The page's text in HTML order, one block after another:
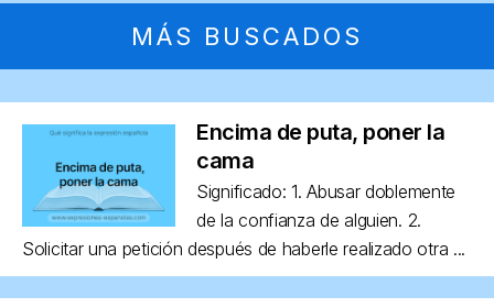
MÁS BUSCADOS
Encima de puta, poner la
cama
Significado: 1. Abusar doblemente
de la confianza de alguien. 2.
Solicitar una petición después de haberle realizado otra ...